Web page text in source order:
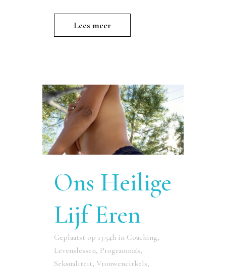
Lees meer
Ons Heilige
Lijf Eren
Geplaatst op 13:54h in Coaching,
Levenslessen, Programma's,
Seksualiteit, Vrouwencirkels,